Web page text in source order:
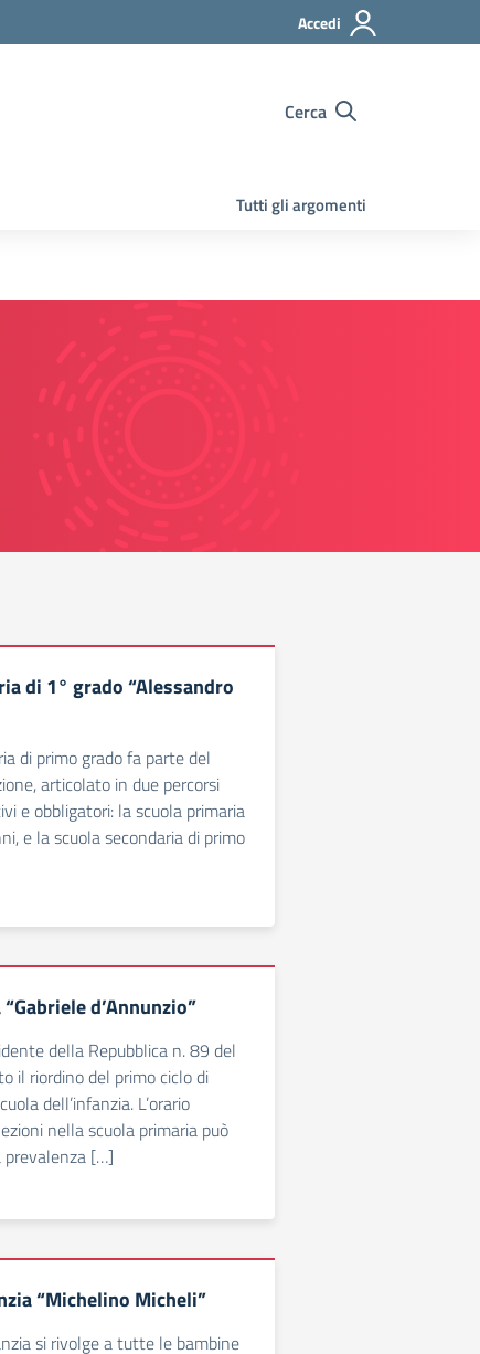
Accedi
Cerca
Tutti gli argomenti
di 1° grado “Alessandro
di primo grado fa parte del
articolato in due percorsi
e obbligatori: la scuola primaria
e la scuola secondaria di primo
d’Annunzio”
della Repubblica n. 89 del
il riordino del primo ciclo di
dell’infanzia. L’orario
nella scuola primaria può
prevalenza […]
“Michelino Micheli”
si rivolge a tutte le bambine